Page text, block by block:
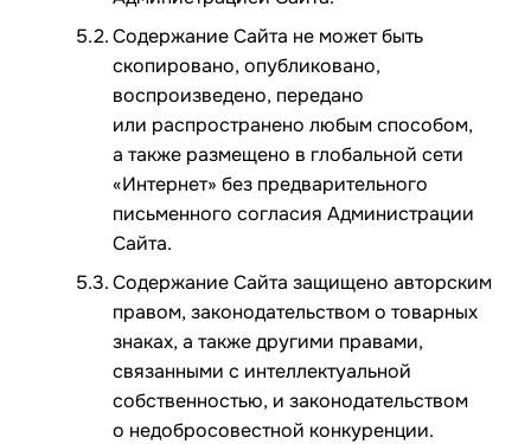
Содержание Сайта не может быть
скопировано, опубликовано,
воспроизведено, передано
или распространено любым способом,
а также размещено в глобальной сети
«Интернет» без предварительного
письменного согласия Администрации
Сайта.
Содержание Сайта защищено авторским
правом, законодательством о товарных
знаках, а также другими правами,
связанными с интеллектуальной
собственностью, и законодательством
о недобросовестной конкуренции.